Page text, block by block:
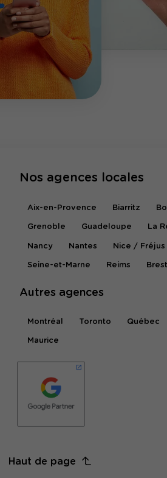
Nos agences locales
Aix-en-Provence Biarritz
Grenoble Guadeloupe La
Nancy Nantes Nice / Fréjus
Seine-et-Marne Reims Brest
Autres agences
Montréal Toronto Québec
Maurice
Haut de page